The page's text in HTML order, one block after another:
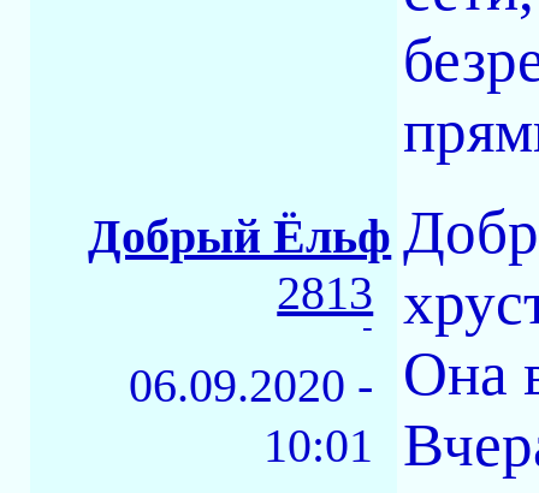
Добрый Ёльф
2813
-
06.09.2020 -
10:01
Она